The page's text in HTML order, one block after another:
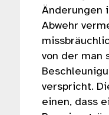
Änderungen
Abwehr
von der man
verspricht.
einen, dass